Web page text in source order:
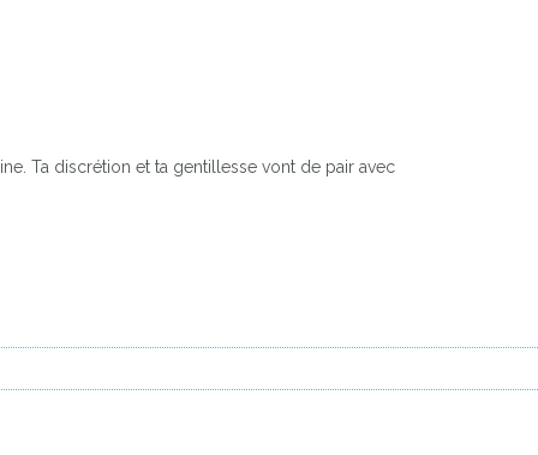
Ta discrétion et ta gentillesse vont de pair avec